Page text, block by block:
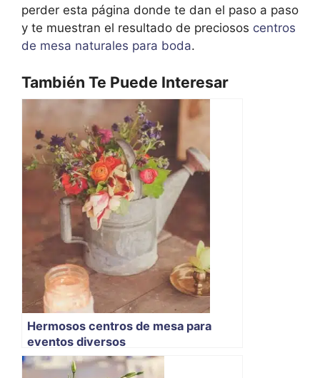
perder esta página donde te dan el paso a paso
y te muestran el resultado de preciosos centros
de mesa naturales para boda.
También Te Puede Interesar
Hermosos centros de mesa para
eventos diversos